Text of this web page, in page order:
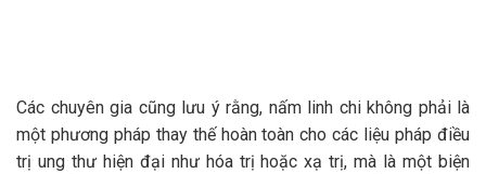
Các chuyên gia cũng lưu ý rằng, nấm linh chi không phải là
một phương pháp thay thế hoàn toàn cho các liệu pháp điều
trị ung thư hiện đại như hóa trị hoặc xạ trị, mà là một biện